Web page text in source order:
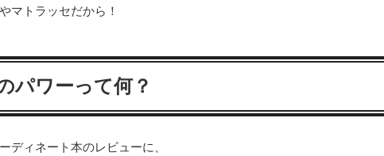
マトラッセだから！
パワーって何？
ディネート本のレビューに、